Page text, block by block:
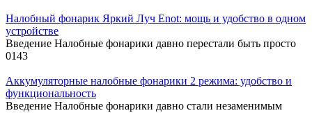
Налобный фонарик Яркий Луч Enot: мощь и удобство в одном
устройстве
Введение Налобные фонарики давно перестали быть просто
0143
Аккумуляторные налобные фонарики 2 режима: удобство и
функциональность
Введение Налобные фонарики давно стали незаменимым